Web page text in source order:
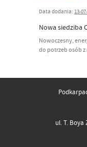
Data dodania: 13-
Nowa siedziba
Nowoczesny,
do potrzeb osób z
ul. T. Boya